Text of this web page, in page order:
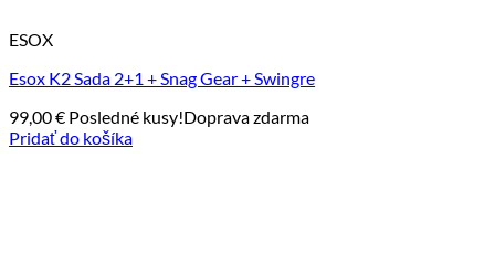
ESOX
Esox K2 Sada 2+1 + Snag Gear + Swingre
99,00€ Posledné kusy!Doprava zdarma
Pridať do košíka